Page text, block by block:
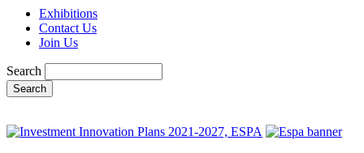
Exhibitions
Contact Us
Join Us
Search